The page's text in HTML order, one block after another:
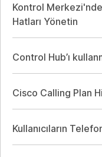
Kontrol
Hatları Yönetin
Control Hub’ı
Cisco Calling Plan
Kullanıcıların